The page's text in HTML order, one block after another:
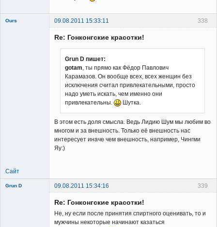
338
Ours 09.08.2011 15:33:11
Re: Гонконгские красотки!
Grun D пишет:
gotam, ты прямо как Фёдор Павлович
Карамазов. Он вообще всех, всех женщин без
исключения считал привлекательными, просто
надо уметь искать, чем именно они
привлекательны.
Шутка.
В этом есть доля смысла. Ведь Лидию Шум мы любим во
многом и за внешность. Только её внешность нас
интересует иначе чем внешность, например, Чингми
Яу:)
Сайт
339
Grun D 09.08.2011 15:34:16
Re: Гонконгские красотки!
Не, ну если после принятия спиртного оценивать, то и
мужчины некоторые начинают казаться